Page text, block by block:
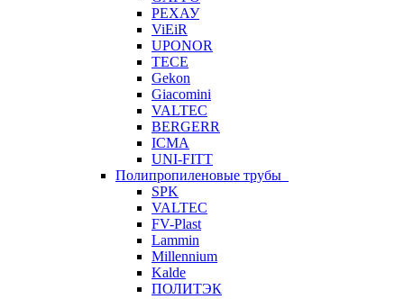
РЕХАУ
ViEiR
UPONOR
TECE
Gekon
Giacomini
VALTEC
BERGERR
ICMA
UNI-FITT
Полипропиленовые трубы
SPK
VALTEC
FV-Plast
Lammin
Millennium
Kalde
ПОЛИТЭК